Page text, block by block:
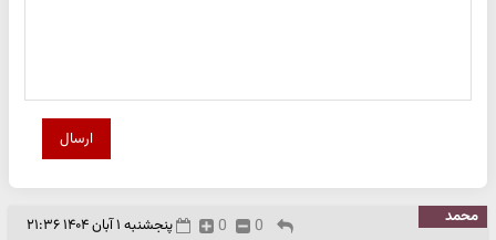
ارسال
محمد پنجشنبه ۱ آبان ۱۴۰۴ ۲۱:۳۶ 0
0